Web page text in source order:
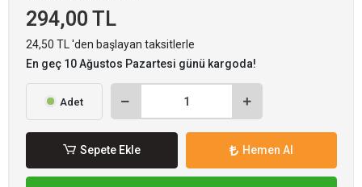
294,00 TL
24,50 TL 'den başlayan taksitlerle
En geç 10 Ağustos Pazartesi günü kargoda!
Adet
Sepete Ekle Hemen Al